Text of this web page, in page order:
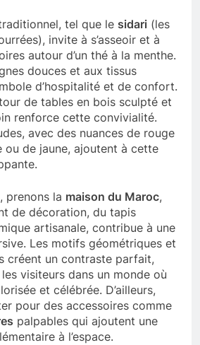
tel que le sidari (les
invite à s’asseoir et à
autour d’un thé à la menthe.
douces et aux tissus
d’hospitalité et de confort.
de tables en bois sculpté et
renforce cette convivialité.
avec des nuances de rouge
ou de jaune, ajoutent à cette
prenons la maison du Maroc,
de décoration, du tapis
artisanale, contribue à une
Les motifs géométriques et
créent un contraste parfait,
visiteurs dans un monde où
et célébrée. D’ailleurs,
pour des accessoires comme
palpables qui ajoutent une
à l’espace.